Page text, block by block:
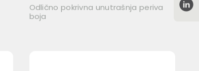
Odlično pokrivna unutrašnja periva
boja